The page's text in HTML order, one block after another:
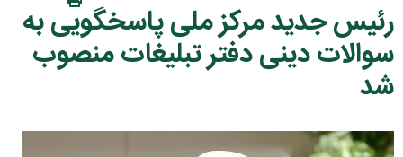
رئیس جدید مرکز ملی پاسخگویی به
سوالات دینی دفتر تبلیغات منصوب
شد